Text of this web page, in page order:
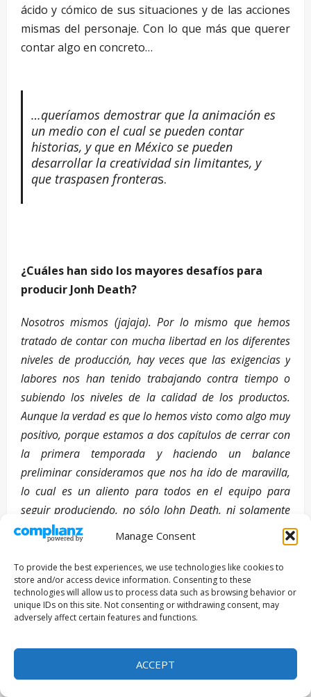
Manage Consent
To provide the best experiences, we use technologies like cookies to
store and/or access device information. Consenting to these
technologies will allow us to process data such as browsing behavior or
unique IDs on this site. Not consenting or withdrawing consent, may
adversely affect certain features and functions.
ACCEPT
ácido y cómico de sus situaciones y de las acciones
mismas del personaje. Con lo que más que querer
contar algo en concreto…
…queríamos demostrar que la animación es
un medio con el cual se pueden contar
historias, y que en México se pueden
desarrollar la creatividad sin limitantes, y
que traspasen fronteras.
¿Cuáles han sido los mayores desafíos para
producir Jonh Death?
Nosotros mismos (jajaja). Por lo mismo que hemos
tratado de contar con mucha libertad en los diferentes
niveles de producción, hay veces que las exigencias y
labores nos han tenido trabajando contra tiempo o
subiendo los niveles de la calidad de los productos.
Aunque la verdad es que lo hemos visto como algo muy
positivo, porque estamos a dos capítulos de cerrar con
la primera temporada y haciendo un balance
preliminar consideramos que nos ha ido de maravilla,
lo cual es un aliento para todos en el equipo para
seguir produciendo, no sólo John Death, ni solamente
para You Tube, sino ir buscando entrada a proyectos
más ambiciosos y canales diferentes, que se vuelvan
más retadores.
¿Por qué es importante hacer animación e
invertir en esta industria?
Como mencionaba previamente, creo que la